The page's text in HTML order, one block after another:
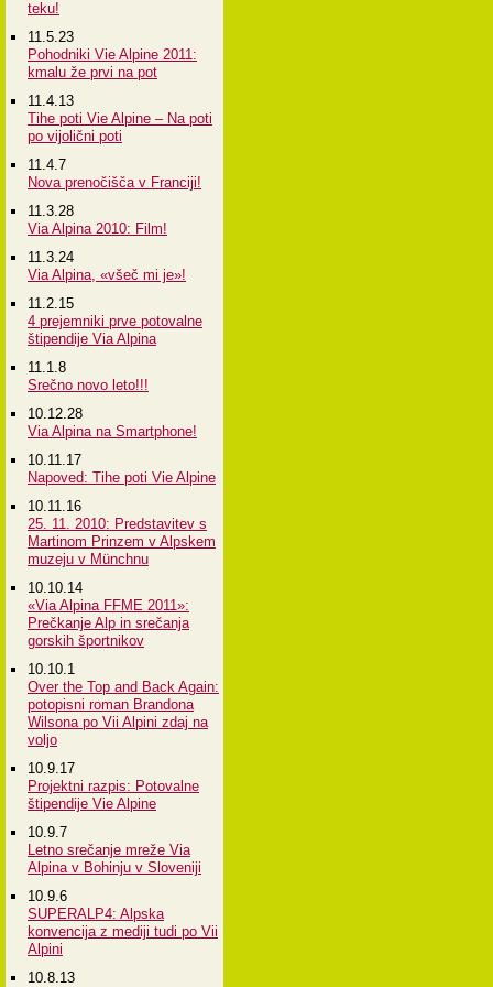
teku!
11.5.23
Pohodniki Vie Alpine 2011:
kmalu že prvi na pot
11.4.13
Tihe poti Vie Alpine – Na poti
po vijolični poti
11.4.7
Nova prenočišča v Franciji!
11.3.28
Via Alpina 2010: Film!
11.3.24
Via Alpina, «všeč mi je»!
11.2.15
4 prejemniki prve potovalne
štipendije Via Alpina
11.1.8
Srečno novo leto!!!
10.12.28
Via Alpina na Smartphone!
10.11.17
Napoved: Tihe poti Vie Alpine
10.11.16
25. 11. 2010: Predstavitev s
Martinom Prinzem v Alpskem
muzeju v Münchnu
10.10.14
«Via Alpina FFME 2011»:
Prečkanje Alp in srečanja
gorskih športnikov
10.10.1
Over the Top and Back Again:
potopisni roman Brandona
Wilsona po Vii Alpini zdaj na
voljo
10.9.17
Projektni razpis: Potovalne
štipendije Vie Alpine
10.9.7
Letno srečanje mreže Via
Alpina v Bohinju v Sloveniji
10.9.6
SUPERALP4: Alpska
konvencija z mediji tudi po Vii
Alpini
10.8.13